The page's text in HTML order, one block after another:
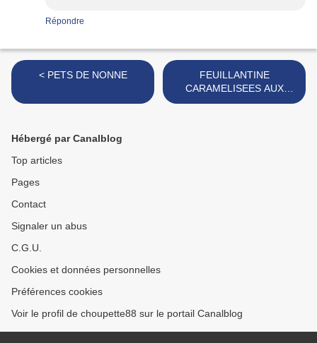
Répondre
< PETS DE NONNE
FEUILLANTINE
CARAMELISEES AUX
POIRES >
Hébergé par Canalblog
Top articles
Pages
Contact
Signaler un abus
C.G.U.
Cookies et données personnelles
Préférences cookies
Voir le profil de choupette88 sur le portail Canalblog